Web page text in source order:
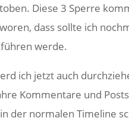
Diese 3 Sperre
dass sollte ich
werde.
ich jetzt auch
Kommentare und
der normalen Timeline